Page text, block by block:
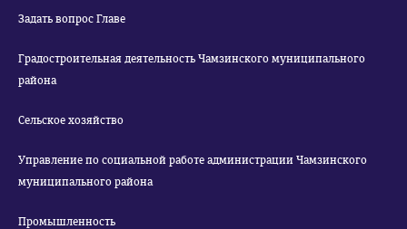
Задать вопрос Главе
Градостроительная деятельность Чамзинского муниципального
района
Сельское хозяйство
Управление по социальной работе администрации Чамзинского
муниципального района
Промышленность